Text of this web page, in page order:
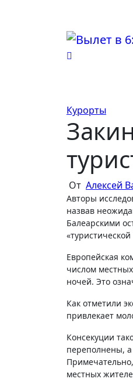
Курорты
От Алексей
Авторы исследования «Which? Travel» представили данные о самых переполненных туристами местах в Европе,
назвав
Балеарскими
«туристической
Европейская
числом
ночей. Это
Как отметили
привлекает
Консекуции
переполнены,
местных